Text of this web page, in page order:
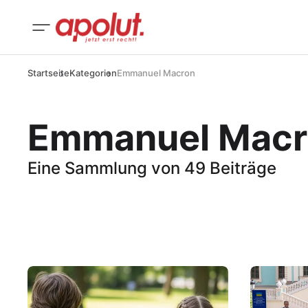
StartseiteKategorienEmmanuel Macron
Emmanuel
Eine Sammlung von 49 Beiträge